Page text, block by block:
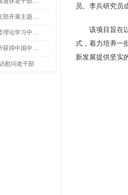
部开展主题…
理论学习中…
获得中国中…
慰问老干部
员、李兵研究员
该项目旨在
式，着力培养一
新发展提供坚实